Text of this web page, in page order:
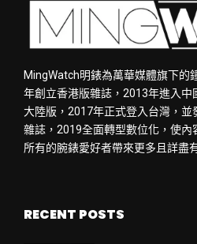
MingWatch明錶為萬華媒體旗下的
年創立香港版雜誌，2013年進入中
大陸版，2017年正式登入台灣，並
雜誌，2019全面轉型數位化，使
所有的腕錶愛好者帶來更多且詳盡
RECENT POSTS